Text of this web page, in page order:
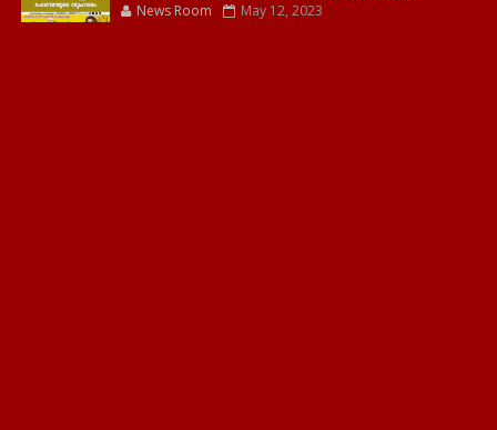
News Room May 12, 2023